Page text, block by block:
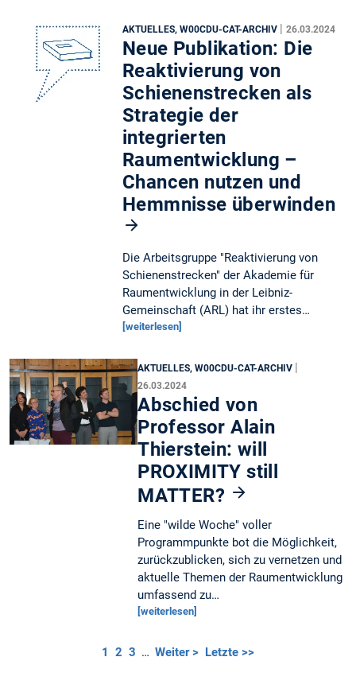
AKTUELLES, W00CDU-CAT-ARCHIV | 26.03.2024
Neue Publikation: Die
Reaktivierung von
Schienenstrecken als
Strategie der
integrierten
Raumentwicklung –
Chancen nutzen und
Hemmnisse überwinden
Die Arbeitsgruppe "Reaktivierung von
Schienenstrecken" der Akademie für
Raumentwicklung in der Leibniz-
Gemeinschaft (ARL) hat ihr erstes…
[weiterlesen]
AKTUELLES, W00CDU-CAT-ARCHIV |
26.03.2024
Abschied von
Professor Alain
Thierstein: will
PROXIMITY still
MATTER?
Eine "wilde Woche" voller
Programmpunkte bot die Möglichkeit,
zurückzublicken, sich zu vernetzen und
aktuelle Themen der Raumentwicklung
umfassend zu…
[weiterlesen]
1 2 3 … Weiter > Letzte >>